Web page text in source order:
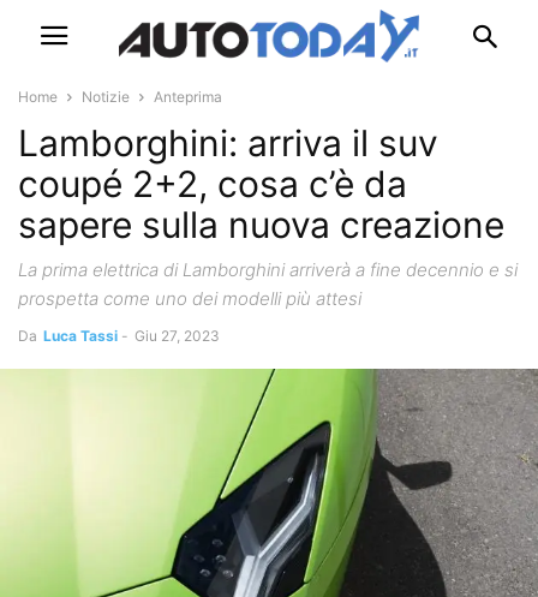
Home Notizie Anteprima
Lamborghini: arriva il suv
coupé 2+2, cosa c’è da
sapere sulla nuova creazione
La prima elettrica di Lamborghini arriverà a fine decennio e si
prospetta come uno dei modelli più attesi
Da Luca Tassi - Giu 27, 2023